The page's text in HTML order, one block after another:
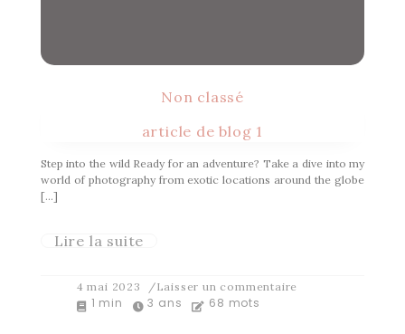
Non classé
article de blog 1
Step into the wild Ready for an adventure? Take a dive into my
world of photography from exotic locations around the globe
[…]
Lire la suite
4 mai 2023 /Laisser un commentaire
1 min 3 ans 68 mots